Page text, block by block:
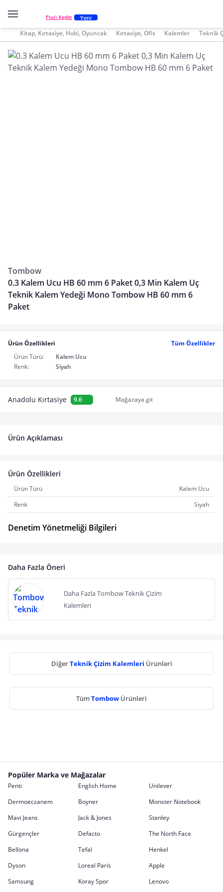
Plus'ı Keşfet Yeni
Kitap, Kırtasiye, Hobi, Oyuncak Kırtasiye, Ofis Kalemler Teknik
Tombow
0.3 Kalem Ucu HB 60 mm 6 Paket 0,3 Min Kalem Uç
Teknik Kalem Yedeği Mono Tombow HB 60 mm 6
Paket
Ürün Özellikleri
Tüm Özellikler
Ürün Türü:
Kalem Ucu
Renk:
Siyah
Anadolu Kırtasiye 9.6 Mağazaya git
Ürün Açıklaması
Ürün Özellikleri
Ürün Türü
Kalem Ucu
Renk
Siyah
Denetim Yönetmeliği Bilgileri
Daha Fazla Öneri
Daha Fazla Tombow Teknik Çizim
Kalemleri
DiğerTeknik Çizim Kalemleri Ürünleri
TümTombow Ürünleri
Popüler Marka ve Mağazalar
Penti English Home
Unilever
Dermoeczanem
Boyner
Monster Notebook
Mavi Jeans
Jack & Jones
Stanley
Gürgençler
Defacto
The North Face
Bellona
Tefal
Henkel
Dyson
Loreal Paris
Apple
Samsung
Koray Spor Lenovo